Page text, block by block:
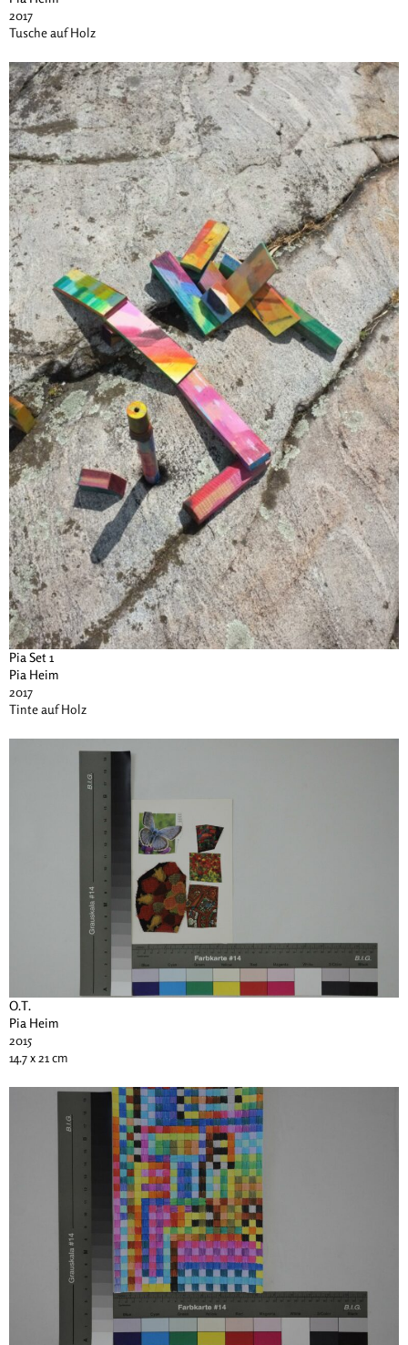
2017
Tusche auf Holz
Pia Set 1
Pia Heim
2017
Tinte auf Holz
O.T.
Pia Heim
2015
14.7 x 21 cm